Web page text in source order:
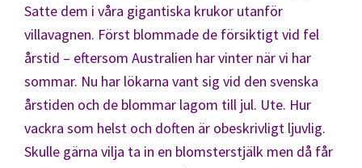
Satte dem i våra gigantiska krukor utanför
villavagnen. Först blommade de försiktigt vid fel
årstid – eftersom Australien har vinter när vi har
sommar. Nu har lökarna vant sig vid den svenska
årstiden och de blommar lagom till jul. Ute. Hur
vackra som helst och doften är obeskrivligt ljuvlig.
Skulle gärna vilja ta in en blomsterstjälk men då får